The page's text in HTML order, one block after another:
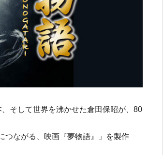
そして世界を沸かせた倉田保昭が、80
つながる、映画『夢物語』」を製作